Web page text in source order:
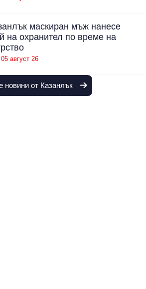
маскиран мъж нанесе
на охранител по време на
август 26
новини от Казанлък